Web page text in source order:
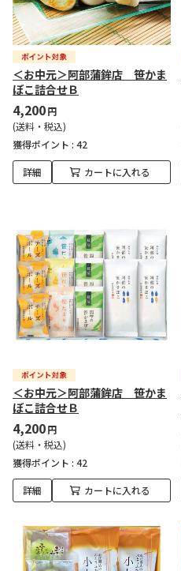
＜お中元＞阿部蒲鉾店 笹かま
ぼこ詰合せＢ
4,200円
(送料・税込)
獲得ポイント : 42
詳細 カートに入れる
＜お中元＞阿部蒲鉾店 笹かま
ぼこ詰合せＢ
4,200円
(送料・税込)
獲得ポイント : 42
詳細 カートに入れる